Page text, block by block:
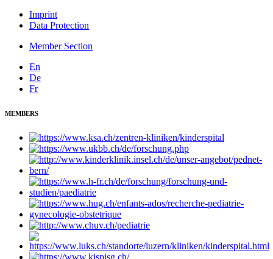
Imprint
Data Protection
Member Section
En
De
Fr
MEMBERS